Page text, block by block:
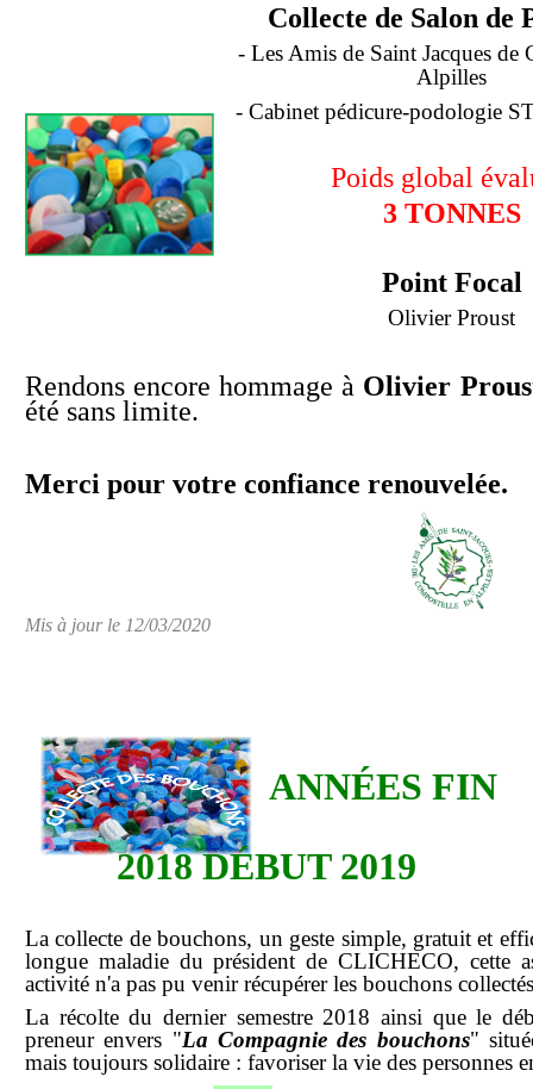
Collecte de Salon de
- Les Amis de Saint Jacques de
Alpilles
- Cabinet pédicure-podologie
Poids global
3 TONNES
Point Focal
Olivier Proust
Rendons encore hommage à Olivier
été sans limite.
Merci pour votre confiance renouvelée.
Mis à jour le 12/03/2020
ANNÉES FIN
2018 DÉBUT 2019
La collecte de bouchons, un geste simple, gratuit et
longue maladie du président de CLICHECO, cette
activité n'a pas pu venir récupérer les bouchons
La récolte du dernier semestre 2018 ainsi que le
preneur envers "La Compagnie des bouchons"
mais toujours solidaire : favoriser la vie des personnes